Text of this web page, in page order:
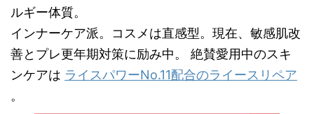
ルギー体質。
インナーケア派。コスメは直感型。現在、敏感肌改
善とプレ更年期対策に励み中。 絶賛愛用中のスキ
ンケアは ライスパワーNo.11配合のライースリペア
。